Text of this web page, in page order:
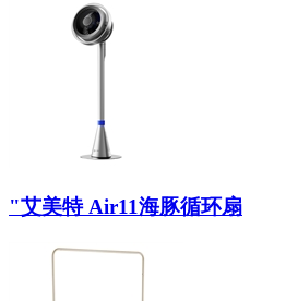
"艾美特 Air11海豚循环扇